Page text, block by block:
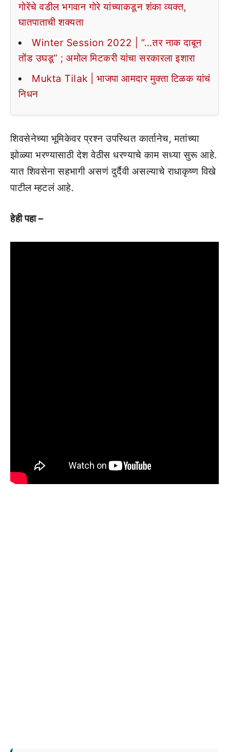
गोरेंचे वडील भगवान गोरे यांच्याकडून शंका व्यक्त,
घातपाताची शक्यता
Winter Session 2022 | “…तर नाक दाबून
तोंड उघडू” ; अमोल मिटकरी यांचा सरकारला इशारा
Mukta Tilak | भाजपा आमदार मुक्ता टिळक यांचं
निधन
शिवसेनेच्या भूमिकेवर प्रश्न उपस्थित कार्तानेच, मतांच्या
झोळ्या भरण्यासाठी देश वेठीस धरण्याचे काम सध्या सुरू आहे.
यात शिवसेना सहभागी असणं दुर्दैवी असल्याचे राधाकृष्ण विखे
पाटील म्हटलं आहे.
हेही पहा –